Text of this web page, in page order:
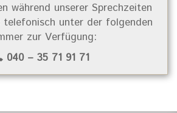
während unserer Sprechzeiten
telefonisch unter der folgenden
zur Verfügung:
040 – 35 71 91 71